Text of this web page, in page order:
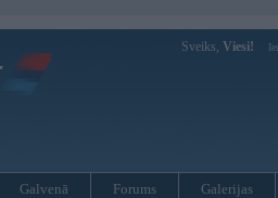
Sveiks, Viesi!
Galvenā Forums Galerijas